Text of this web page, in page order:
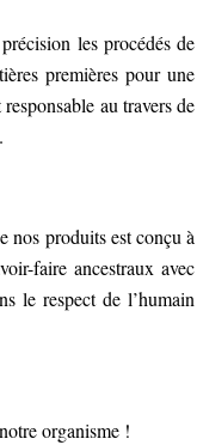
les procédés de
premières pour une
au travers de
nos produits est conçu à
faire ancestraux avec
le respect de l’humain
organisme !